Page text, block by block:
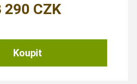
290 CZK